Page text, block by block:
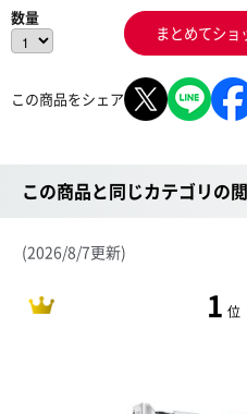
数量
まとめてショ
この商品をシェア
この商品と同じカテゴリの
(2026/8/7更新)
1 位